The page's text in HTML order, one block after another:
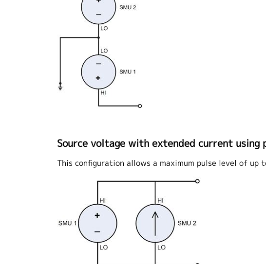
Source voltage with extended current using
This configuration allows a maximum pulse level of up